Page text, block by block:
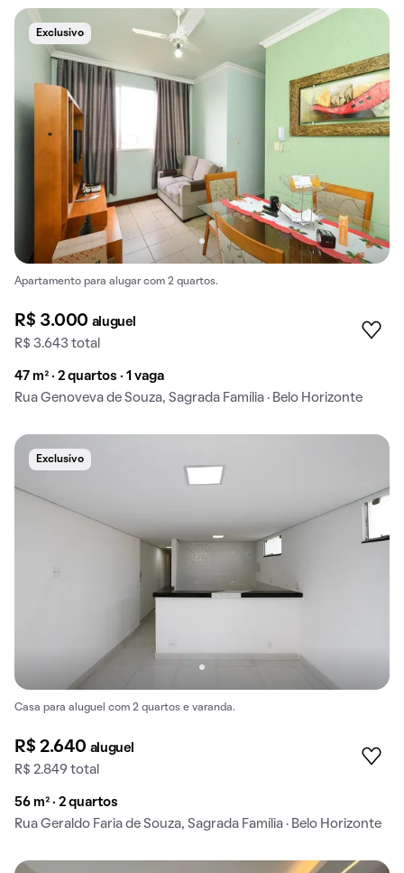
Exclusivo
Apartamento para alugar com 2 quartos.
R$ 3.000 aluguel
R$ 3.643 total
47 m² · 2 quartos · 1 vaga
Rua Genoveva de Souza, Sagrada Família · Belo Horizonte
Exclusivo
Casa para aluguel com 2 quartos e varanda.
R$ 2.640 aluguel
R$ 2.849 total
56 m² · 2 quartos
Rua Geraldo Faria de Souza, Sagrada Família · Belo Horizonte